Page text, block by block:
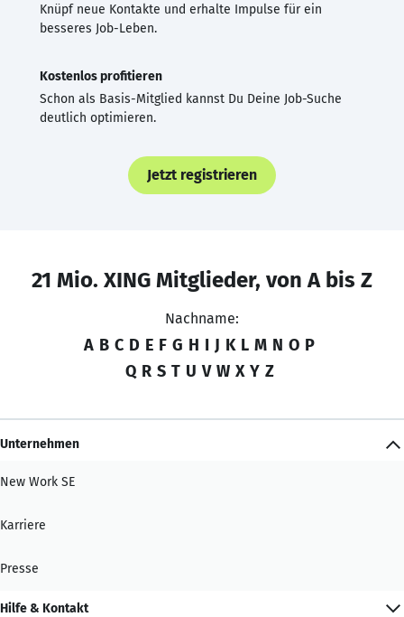
Knüpf neue Kontakte und erhalte Impulse für ein
besseres Job-Leben.
Kostenlos profitieren
Schon als Basis-Mitglied kannst Du Deine Job-Suche
deutlich optimieren.
Jetzt registrieren
21 Mio. XING Mitglieder, von A bis Z
Nachname:
A B C D E F G H I J K L M N O P
Q R S T U V W X Y Z
Unternehmen
New Work SE
Karriere
Presse
Hilfe & Kontakt